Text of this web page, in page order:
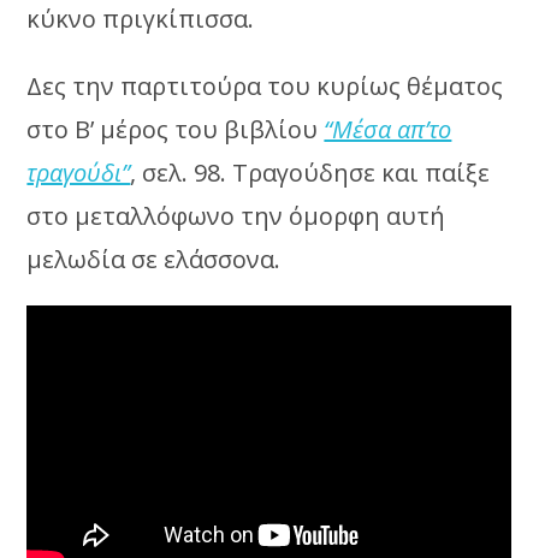
κύκνο πριγκίπισσα.
Δες την παρτιτούρα του κυρίως θέματος
στο Β’ μέρος του βιβλίου “Μέσα απ’το
τραγούδι”, σελ. 98. Τραγούδησε και παίξε
στο μεταλλόφωνο την όμορφη αυτή
μελωδία σε ελάσσονα.